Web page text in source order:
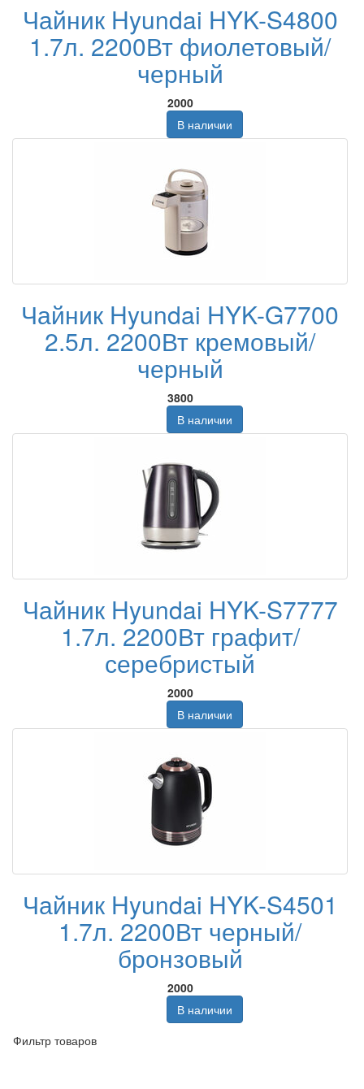
Чайник Hyundai HYK-S4800
1.7л. 2200Вт фиолетовый/
черный
2000
В наличии
Чайник Hyundai HYK-G7700
2.5л. 2200Вт кремовый/
черный
3800
В наличии
Чайник Hyundai HYK-S7777
1.7л. 2200Вт графит/
серебристый
2000
В наличии
Чайник Hyundai HYK-S4501
1.7л. 2200Вт черный/
бронзовый
2000
В наличии
Фильтр товаров